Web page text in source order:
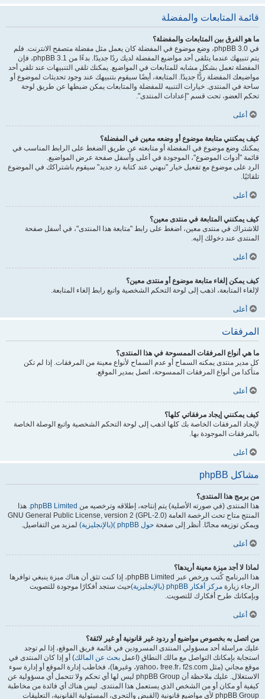
قائمة المتابعات والمفضلة
ما هو الفرق بين المتابعات والمفضلة؟
في phpBB 3.0، وضع موضوع في المفضلة كان يعمل مثل مفضلة متصفح الانترنت. فلم
يتم تنبيهك عندما يتلقى أحد مواضيع المفضلة لديك ردًا جديدًا. بدءًا من phpBB 3.1، فإن
المفضلة تعمل بشكل مشابه للمتابعات في المواضيع. يمكنك تلقي التنبيهات عند تلقي أحد
مواضيعك المفضلة ردًّا جديدًا. المتابعة، أيضًا سيقوم بتنبيهك عند وجود تحديثات لموضوع أو
ساحة في المنتدى. خيارات التنبيه للمفضلة والمتابعات يمكن ضبطها عن طريق لوحة
تحكم العضو، تحت قسم "إعدادات المنتدى".
أعلى
كيف يمكنني متابعة موضوع أو وضعه معين في المفضلة؟
يمكنك وضع موضوع في المفضلة أو متابعته عن طريق الضغط على الرابط المناسب في
قائمة "أدوات الموضوع"، الموجودة في أعلى وأسفل صفحة عرض المواضيع.
الرد على موضوع مع تفعيل خيار "نبهني عند كتابة رد جديد" سيقوم باشتراكك في الموضوع
تلقائيًا.
أعلى
كيف يمكنني المتابعة في منتدى معين؟
للاشتراك في منتدى معين، اضغط على رابط "متابعة هذا المنتدى"، في أسفل صفحة
المنتدى عند دخولك إليه.
أعلى
كيف يمكن إلغاء متابعة موضوع أو منتدى معين؟
لإلغاء المتابعة، اذهب إلى لوحة التحكم الشخصية واتبع رابط إلغاء المتابعة.
أعلى
المرفقات
ما هي أنواع المرفقات الممسوحة في هذا المنتدى؟
كل مدير منتدى يمكنه السماح أو عدم السماح لأنواع معينة من المرفقات. إذا لم تكن
متأكدا من أنواع المرفقات الممسوحة، اتصل بمدير الموقع.
أعلى
كيف يمكنني إيجاد مرفقاتي كلها؟
لإيجاد المرفقات الخاصة بك كلها اذهب إلى لوحة التحكم الشخصية واتبع الوصلة الخاصة
بالمرفقات الموجودة بها.
أعلى
مشاكل phpBB
من برمج هذا المنتدى؟
هذا المنتدى (في صورته الأصلية) يتم إنتاجه، إطلاقه وترخصيه من phpBB Limited. هذا
المنتج متاح تحت الرخصة العامة GNU General Public License, version 2 (GPL-2.0)
ويمكن توزيعه مجانًا. أنظر إلى صفحة حول phpBB )(بالإنجليزية) لمزيد من التفاصيل.
أعلى
لماذا لا أجد ميزة معينة أريدها؟
هذا البرنامج كُتب ورخص عبر phpBB Limited، إذا كنت تثق أن هناك ميزة ينبغي توافرها
الرجاء زيارة مركز أفكار phpBB (بالإنجليزية)
حيث ستجد أفكارًا موجودة للتصويت
وبإمكانك طرح أفكارك للتصويت.
أعلى
من اتصل به بخصوص مواضيع أو ردود غير قانونية أو غير لائقة؟
عليك مراسلة أحد مسؤولي المنتدى المسرودين في قائمة فريق الموقع، إذا لم توجد
استجابة بإمكانك التواصل مع مالك النطاق (اعمل بحث عن المالك) أو إذا كان المنتدى في
موقع مجاني (مثل yahoo، free.fr، f2s.com، وغيرها)، فخاطب إدارة الموقع أو إدارة سوء
الاستغلال. عليك ملاحظة أن phpBB Group ليس لها أي تحكم ولا تتحمل أي مسؤولية عن
كيفية أو مكان أو من الشخص الذي يستعمل هذا المنتدى. ليس هناك أي فائدة من مخاطبة
phpBB Group لأي مواضيع قانونية (القبض والتحري، المسئولية القانونية، التعليقات